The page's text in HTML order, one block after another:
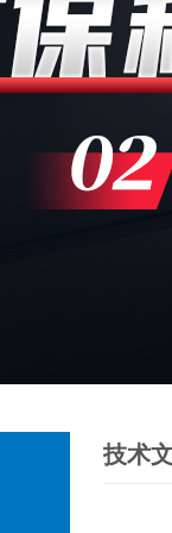
技术